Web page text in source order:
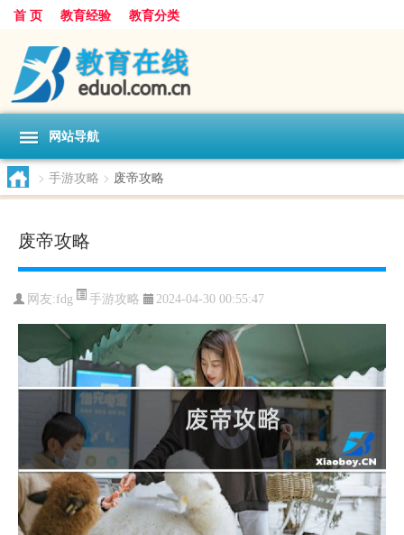
首 页 教育经验 教育分类
网站导航
> 手游攻略 > 废帝攻略
废帝攻略
网友:fdg 手游攻略 2024-04-30 00:55:47